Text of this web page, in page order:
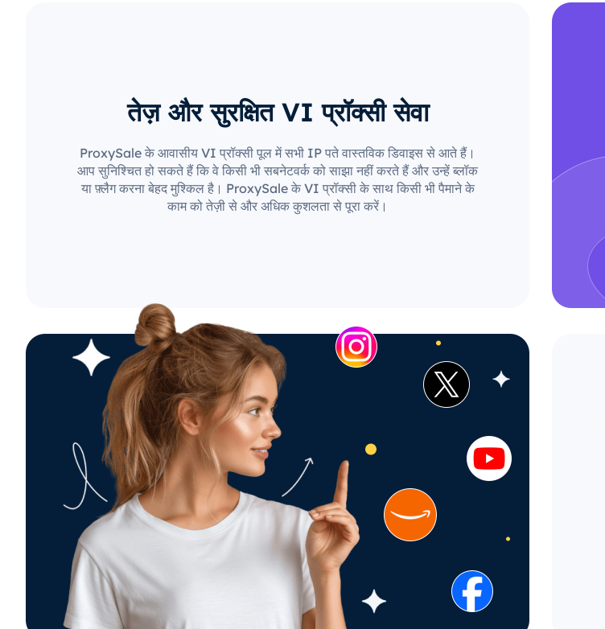
तेज़ और सुरक्षित VI प्रॉक्सी सेवा
ProxySale के आवासीय VI प्रॉक्सी पूल में सभी IP पते वास्तविक डिवाइस से आते हैं।
आप सुनिश्चित हो सकते हैं कि वे किसी भी सबनेटवर्क को साझा नहीं करते हैं और उन्हें ब्लॉक
या फ़्लैग करना बेहद मुश्किल है। ProxySale के VI प्रॉक्सी के साथ किसी भी पैमाने के
काम को तेज़ी से और अधिक कुशलता से पूरा करें।